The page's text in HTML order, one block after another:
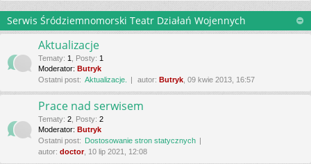
Serwis Śródziemnomorski Teatr Działań Wojennych
Aktualizacje
Tematy: 1 Posty: 1
Moderator: Butryk
Ostatni post: Aktualizacje. autor: Butryk , 09 kwie 2013, 16:57
Prace nad serwisem
Tematy: 2 Posty: 2
Moderator: Butryk
Ostatni post: Dostosowanie stron statycznych
autor: doctor, 10 lip 2021, 12:08